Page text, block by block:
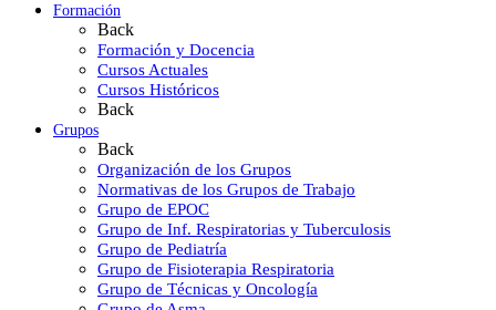
Formación
Back
Formación y Docencia
Cursos Actuales
Cursos Históricos
Back
Grupos
Back
Organización de los Grupos
Normativas de los Grupos de Trabajo
Grupo de EPOC
Grupo de Inf. Respiratorias y Tuberculosis
Grupo de Pediatría
Grupo de Fisioterapia Respiratoria
Grupo de Técnicas y Oncología